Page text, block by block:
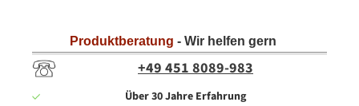
Produktberatung - Wir helfen gern
+49 451 8089-983
Über 30 Jahre Erfahrung